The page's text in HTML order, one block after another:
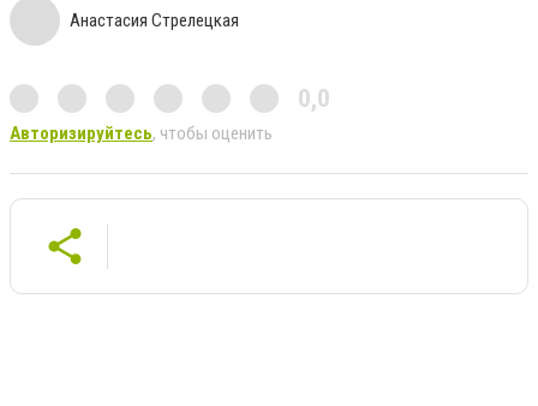
Анастасия Стрелецкая
0,0
Авторизируйтесь, чтобы оценить